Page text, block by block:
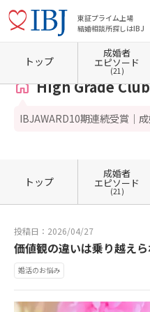
東証プライム上場
結婚相談所探しはIBJ
ホーム 新潟県の結婚相談所 新潟県新潟
High Grade
IBJAWARD10期連続受賞｜
トップ
成婚者
エピソード
(21)
トップ
成婚者
エピソード
(21)
投稿日：2026/04/27
価値観の違いは乗り越えら
婚活のお悩み